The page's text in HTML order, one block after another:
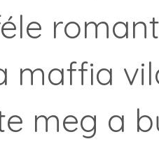
maffia
meg a